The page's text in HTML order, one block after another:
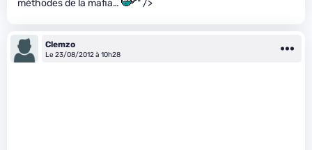
méthodes de la mafia…
" />
Clemzo
Le 23/08/2012 à 10h28